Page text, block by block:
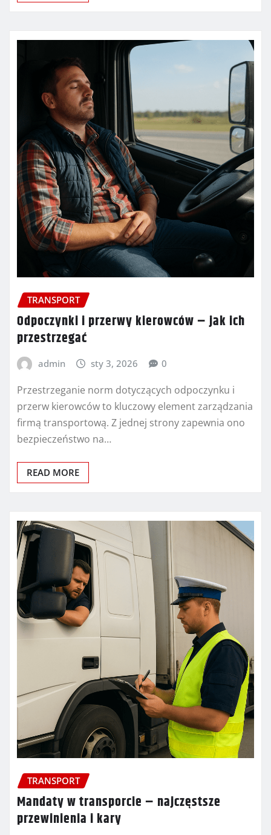
TRANSPORT
Odpoczynki i przerwy kierowców – jak ich
przestrzegać
admin sty 3, 2026 0
Przestrzeganie norm dotyczących odpoczynku i
przerw kierowców to kluczowy element zarządzania
firmą transportową. Z jednej strony zapewnia ono
bezpieczeństwo na…
READ MORE
TRANSPORT
Mandaty w transporcie – najczęstsze
przewinienia i kary